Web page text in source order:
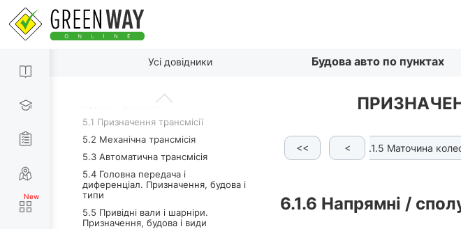
Усі довідники Будова авто по пунктах
4.10 Система впускання і
випускання
4.11 Система живлення (паливна
бензинових двигунів від дизельних
Трансмісія
5.1 Призначення трансмісії
5.2 Механічна трансмісія
5.3 Автоматична трансмісія
5.4 Головна передача і
диференціал. Призначення, будова і
типи
5.5 Привідні вали і шарніри.
Призначення, будова і види
<< <
6.1.3.f Ознаки відмінностей підвісок 6.1.4 Поворотний кулак 6.1.5 Маточина
6.1.6 Напрямні /